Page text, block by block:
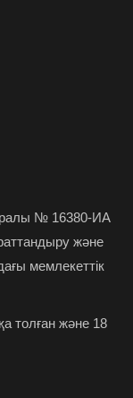
№ 16380-ИА
және
мемлекеттік
толған және 18